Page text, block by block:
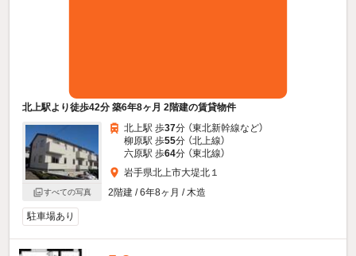
北上駅より徒歩42分 築6年8ヶ月 2階建の賃貸物件
すべての写真
北上駅 歩37分 （東北新幹線など）
柳原駅 歩55分 （北上線）
六原駅 歩64分 （東北線）
岩手県北上市大堤北１
2階建 / 6年8ヶ月 / 木造
駐車場あり